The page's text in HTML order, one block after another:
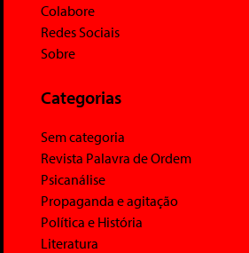
Colabore
Redes Sociais
Sobre
Categorias
Sem categoria
Revista Palavra de Ordem
Psicanálise
Propaganda e agitação
Política e História
Literatura